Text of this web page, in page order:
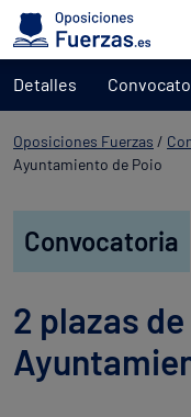
Oposiciones Fuerzas /
Ayuntamiento de Poio
Convocatoria
2 plazas
Detalles